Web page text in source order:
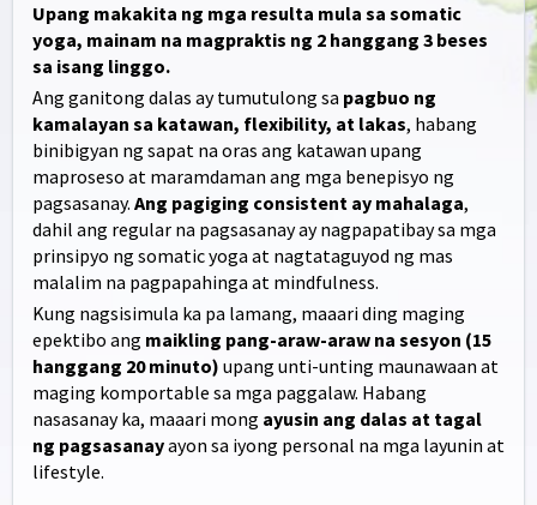
Upang makakita ng mga resulta mula sa somatic
yoga, mainam na magpraktis ng 2 hanggang 3 beses
sa isang linggo.
Ang ganitong dalas ay tumutulong sa pagbuo ng
kamalayan sa katawan, flexibility, at lakas, habang
binibigyan ng sapat na oras ang katawan upang
maproseso at maramdaman ang mga benepisyo ng
pagsasanay. Ang pagiging consistent ay mahalaga,
dahil ang regular na pagsasanay ay nagpapatibay sa mga
prinsipyo ng somatic yoga at nagtataguyod ng mas
malalim na pagpapahinga at mindfulness.
Kung nagsisimula ka pa lamang, maaari ding maging
epektibo ang maikling pang-araw-araw na sesyon (15
hanggang 20 minuto) upang unti-unting maunawaan at
maging komportable sa mga paggalaw. Habang
nasasanay ka, maaari mong ayusin ang dalas at tagal
ng pagsasanayayon sa iyong personal na mga layunin at
lifestyle.